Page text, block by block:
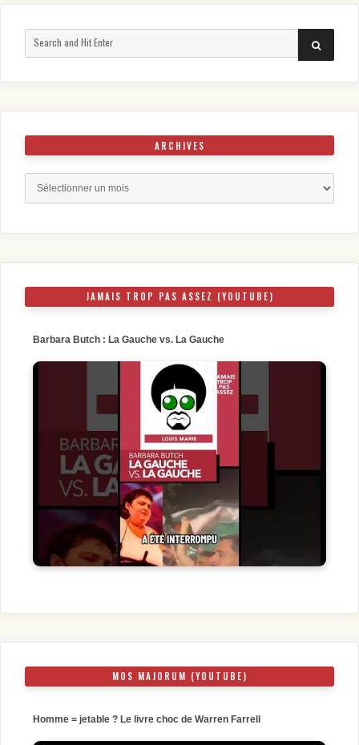
SEARCH
ARCHIVES
JAMAIS TROP PAS ASSEZ (YOUTUBE)
Barbara Butch : La Gauche vs. La Gauche
MOS MAJORUM (YOUTUBE)
Homme = jetable ? Le livre choc de Warren Farrell